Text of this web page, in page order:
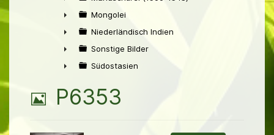
►
►
Mongolei
►
Niederländisch Indien
►
Sonstige Bilder
Südostasien
B
P6353